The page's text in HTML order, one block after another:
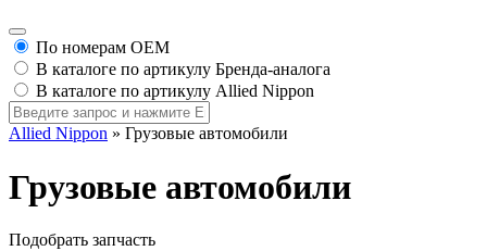
По номерам ОЕМ
В каталоге по артикулу Бренда-аналога
В каталоге по артикулу Allied Nippon
Allied Nippon » Грузовые автомобили
Грузовые автомобили
Подобрать запчасть